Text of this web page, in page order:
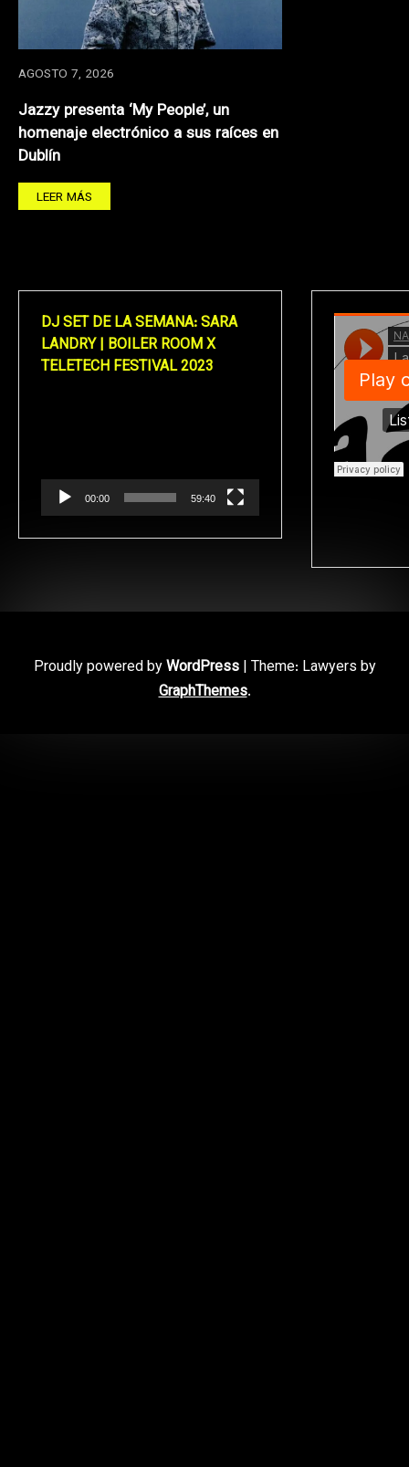
AGOSTO 7, 2026
Jazzy presenta ‘My People’, un
homenaje electrónico a sus raíces en
Dublín
LEER MÁS
DJ SET DE LA SEMANA: SARA
LANDRY | BOILER ROOM X
TELETECH FESTIVAL 2023
00:00 59:40
Proudly powered byWordPress | Theme: Lawyers by
GraphThemes.